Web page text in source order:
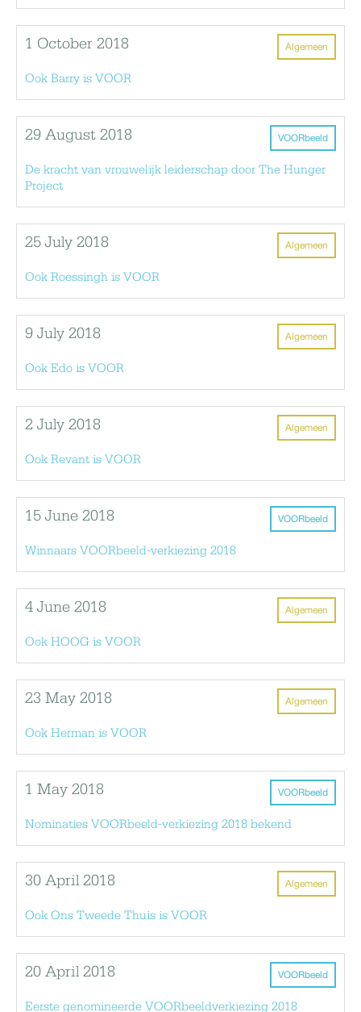
Algemeen
1 October 2018
Ook Barry is VOOR
VOORbeeld
29 August 2018
De kracht van vrouwelijk leiderschap door The Hunger
Project
Algemeen
25 July 2018
Ook Roessingh is VOOR
Algemeen
9 July 2018
Ook Edo is VOOR
Algemeen
2 July 2018
Ook Revant is VOOR
VOORbeeld
15 June 2018
Winnaars VOORbeeld-verkiezing 2018
Algemeen
4 June 2018
Ook HOOG is VOOR
Algemeen
23 May 2018
Ook Herman is VOOR
VOORbeeld
1 May 2018
Nominaties VOORbeeld-verkiezing 2018 bekend
Algemeen
30 April 2018
Ook Ons Tweede Thuis is VOOR
VOORbeeld
20 April 2018
Eerste genomineerde VOORbeeldverkiezing 2018